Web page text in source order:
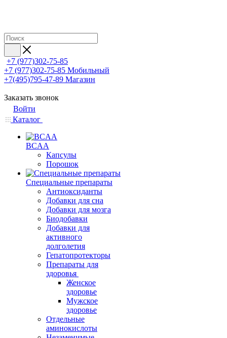
+7 (977)302-75-85
+7 (977)302-75-85 Мобильный
+7(495)795-47-89 Магазин
Заказать звонок
Войти
Каталог
BCAA
Капсулы
Порошок
Cпециальные препараты
Антиоксиданты
Добавки для сна
Добавки для мозга
Биодобавки
Добавки для
активного
долголетия
Гепатопротекторы
Препараты для
здоровья
Женское
здоровье
Мужское
здоровье
Отдельные
аминокислоты